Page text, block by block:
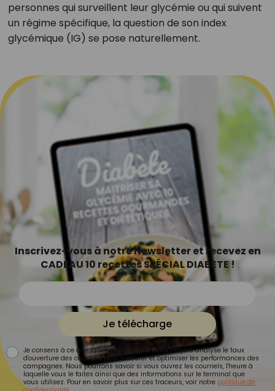
personnes qui surveillent leur glycémie ou qui suivent
un régime spécifique, la question de son index
glycémique (IG) se pose naturellement.
Inscrivez-vous à notre Newsletter et recevez en
CADEAU 10 recettes SPÉCIAL DIABETE !
Je télécharge
Je consens à ce que la société Digital Prisma Players analyse le taux
d'ouverture des courriels pour mesurer et optimiser les performances des
campagnes. Nous pourrons savoir si vous ouvrez les courriels, l'heure à
laquelle vous le faites ainsi que des informations sur le terminal que
vous utilisez. Pour en savoir plus sur ces traceurs, voir notre politique de